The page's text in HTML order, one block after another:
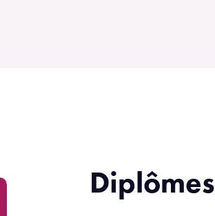
Diplômes